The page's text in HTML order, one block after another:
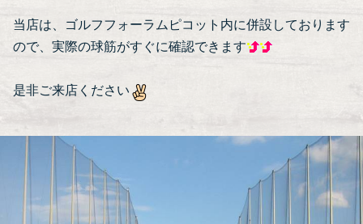
当店は、ゴルフフォーラムピコット内に併設しております
ので、実際の球筋がすぐに確認できます
是非ご来店ください